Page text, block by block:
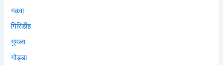
गढ़वा
गिरिडीह
गुमला
गोड्डा